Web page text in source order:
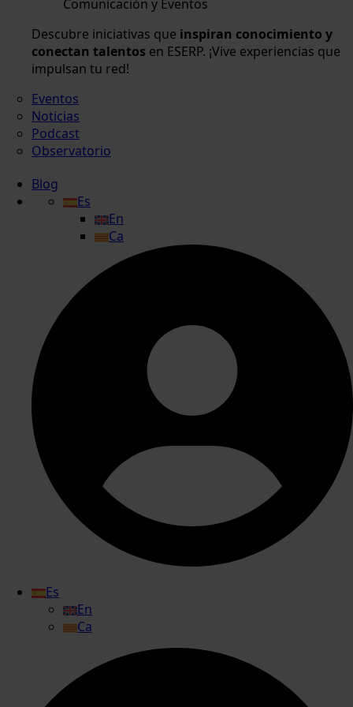
Comunicación y Eventos
Descubre iniciativas que inspiran conocimiento y
conectan talentos en ESERP. ¡Vive experiencias que
impulsan tu red!
Eventos
Noticias
Podcast
Observatorio
Blog
Es
En
Ca
Es
En
Ca